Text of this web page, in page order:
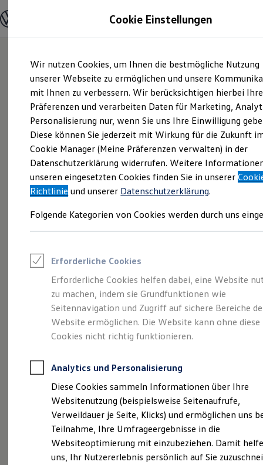
Hauptinhalt
springen
Footer
springen
Modelle und Konfigurator
Modelle vergleichen
Elektroautos
ENERGY Sondermodelle
Nutzfahrzeuge
SUV und CUV
Familienautos
Kombis
Kompaktwagen
Sportwagen
Schnell verfügbare Fahrzeuge
Angebote und Produkte
Aktuelle Angebote
E-Auto-Förderung
Volkswagen Marktplatz
Junge Gebrauchtwagen und Gebrauchtwagen
Saisonangebote
Leasing
Leasing-Angebote
Gebrauchtwagen Leasing
Junge Gebrauchtwagen-Leasing
Elektroauto Leasing
Kleinwagen-Leasing
Leasing ohne Anzahlung
Autokredit mit Schlussrate
Versicherungen und Garantien
Kfz-Versicherung
Restschuldversicherungen
Garantien
Wartungsverträge
Geschäftskunden
Professional Class bei Volkswagen
Großkunden
Behörden
Eine Spur Extra. Der
neue vollelektrische
ID. Polo
Cookie Einstellungen
Wir nutzen Cookies, um Ihnen die bestmögliche Nutzung
unserer Webseite zu ermöglichen und unsere
mit Ihnen zu verbessern. Wir berücksichtigen hierbei Ihre
Präferenzen und verarbeiten Daten für Marketing,
Personalisierung nur, wenn Sie uns Ihre Einwilligung
Diese können Sie jederzeit mit Wirkung für die Zukunft
Cookie Manager (Meine Präferenzen verwalten) in der
Datenschutzerklärung widerrufen. Weitere
unseren eingesetzten Cookies finden Sie in unserer
Richtlinie und unserer Datenschutzerklärung.
Folgende Kategorien von Cookies werden durch uns
Erforderliche Cookies
Erforderliche Cookies helfen dabei, eine Website
zu machen, indem sie Grundfunktionen wie
Seitennavigation und Zugriff auf sichere Bereiche
Website ermöglichen. Die Website kann ohne diese
Cookies nicht richtig funktionieren.
Analytics und Personalisierung
Diese Cookies sammeln Informationen über Ihre
Websitenutzung (beispielsweise Seitenaufrufe,
Verweildauer je Seite, Klicks) und ermöglichen uns
Teilnahme, Ihre Umfrageergebnisse in die
Websiteoptimierung mit einzubeziehen. Damit
uns, Ihr Nutzererlebnis persönlich auf Sie